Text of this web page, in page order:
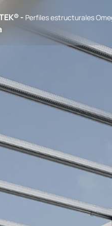
- Perfiles estructurales